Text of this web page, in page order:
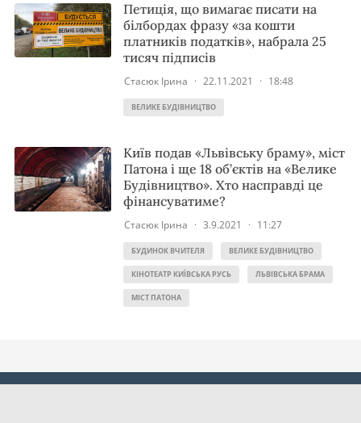
Петиція, що вимагає писати на
білбордах фразу «за кошти
платників податків», набрала 25
тисяч підписів
Стасюк Ірина · 22.11.2021 · 18:48
ВЕЛИКЕ БУДІВНИЦТВО
Київ подав «Львівську браму», міст
Патона і ще 18 об’єктів на «Велике
Будівництво». Хто насправді це
фінансуватиме?
Стасюк Ірина · 3.9.2021 · 11:27
БУДИНОК ВЧИТЕЛЯ ВЕЛИКЕ БУДІВНИЦТВО
КІНОТЕАТР КИЇВСЬКА РУСЬ ЛЬВІВСЬКА БРАМА
МІСТ ПАТОНА